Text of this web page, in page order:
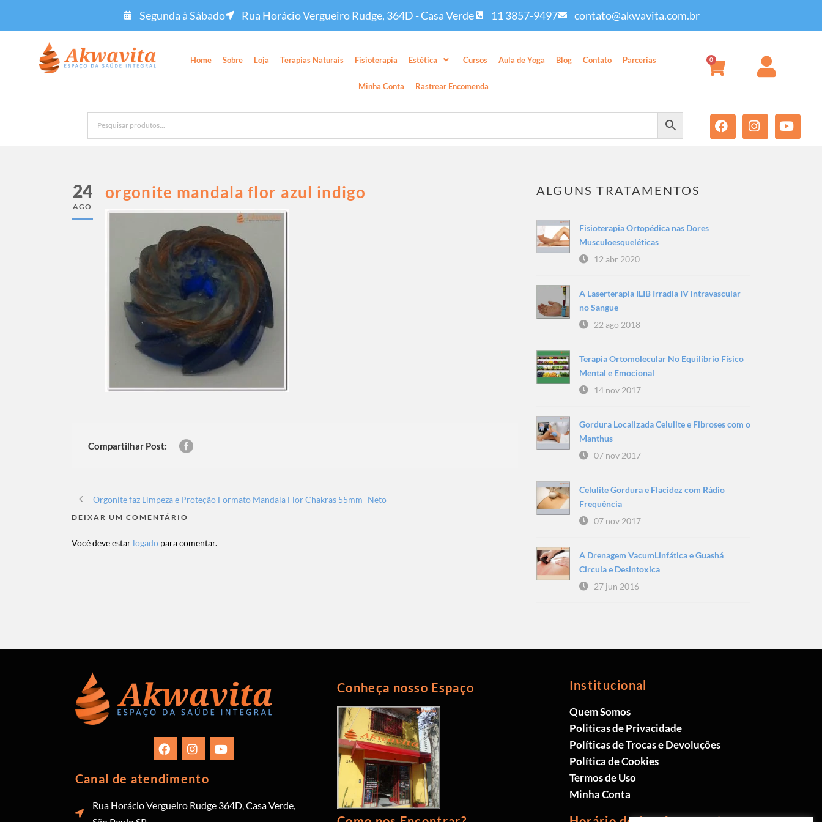
Segunda à Sábado Rua Horácio Vergueiro Rudge, 364D - Casa Verde 11 3857-9497 contato@akwavita.com.br
Home Sobre Loja Terapias Naturais Fisioterapia Estética Cursos Aula de Yoga Blog Contato Parcerias
Minha Conta Rastrear Encomenda
0
24
AGO
orgonite mandala flor azul indigo
Compartilhar Post:
Orgonite faz Limpeza e Proteção Formato Mandala Flor Chakras 55mm- Neto
DEIXAR UM COMENTÁRIO
Você deve estar logado para comentar.
ALGUNS TRATAMENTOS
Fisioterapia Ortopédica nas Dores
Musculoesqueléticas
12 abr 2020
A Laserterapia ILIB Irradia IV intravascular
no Sangue
22 ago 2018
Terapia Ortomolecular No Equilíbrio Físico
Mental e Emocional
14 nov 2017
Gordura Localizada Celulite e Fibroses com o
Manthus
07 nov 2017
Celulite Gordura e Flacidez com Rádio
Frequência
07 nov 2017
A Drenagem VacumLinfática e Guashá
Circula e Desintoxica
27 jun 2016
Canal de atendimento
Rua Horácio Vergueiro Rudge 364D, Casa Verde,
Conheça nosso Espaço Institucional
Quem Somos
Politicas de Privacidade
Políticas de Trocas e Devoluções
Política de Cookies
Termos de Uso
Minha Conta